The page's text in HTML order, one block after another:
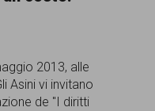
2013, alle
Asini vi invitano
de "I diritti